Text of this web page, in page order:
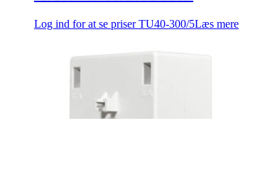
Log ind for at se priserTU40-300/5Læs mere